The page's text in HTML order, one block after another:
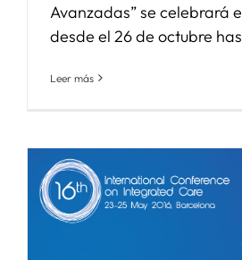
Avanzadas” se celebrará
desde el 26 de octubre
Leer más